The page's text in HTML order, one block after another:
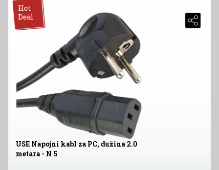
Hot
Deal
USE Napojni kabl za PC, dužina 2.0
metara - N 5